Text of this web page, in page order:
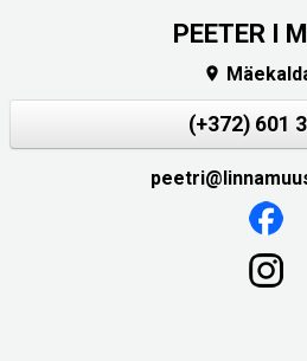
PEETER I

(+372) 601